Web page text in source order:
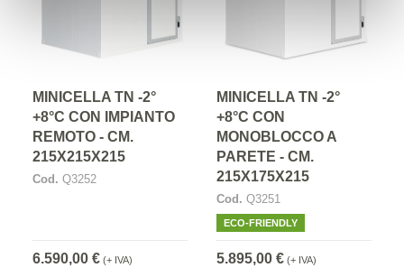
MINICELLA TN -2°
+8°C CON IMPIANTO
REMOTO - CM.
215X215X215
Cod. Q3252
6.590,00 € (+ IVA)
MINICELLA TN -2°
+8°C CON
MONOBLOCCO A
PARETE - CM.
215X175X215
Cod. Q3251
ECO-FRIENDLY
5.895,00 € (+ IVA)